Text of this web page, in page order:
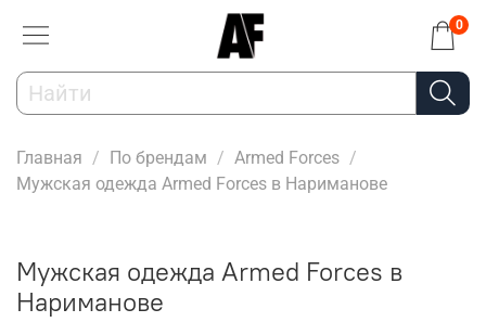
0
Главная По брендам
Armed Forces
Мужская одежда Armed Forces в Нариманове
Мужская одежда Armed Forces в
Нариманове